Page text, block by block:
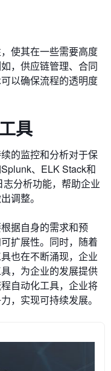
使其在一些需要高度
，供应链管理、合同
以确保流程的透明度
具
的监控和分析对于保
、ELK Stack和
分析功能，帮助企业
调整。
据自身的需求和预
扩展性。同时，随着
也在不断涌现，企业
，为企业的发展提供
自动化工具，企业将
，实现可持续发展。